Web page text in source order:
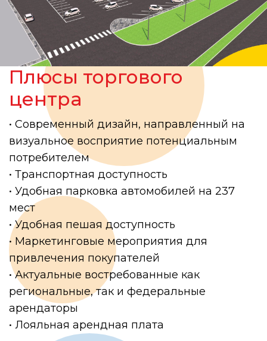
Плюсы торгового
центра
• Современный дизайн, направленный на
визуальное восприятие потенциальным
потребителем
• Транспортная доступность
• Удобная парковка автомобилей на 237
мест
• Удобная пешая доступность
• Маркетинговые мероприятия для
привлечения покупателей
• Актуальные востребованные как
региональные, так и федеральные
арендаторы
• Лояльная арендная плата